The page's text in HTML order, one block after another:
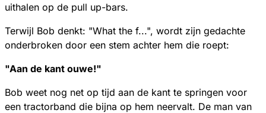
uithalen op de pull up-bars.
Terwijl Bob denkt: "What the f...", wordt zijn gedachte
onderbroken door een stem achter hem die roept:
"Aan de kant ouwe!"
Bob weet nog net op tijd aan de kant te springen voor
een tractorband die bijna op hem neervalt. De man van